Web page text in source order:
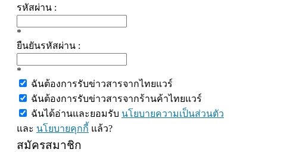
รหัสผ่าน :
*
ยืนยันรหัสผ่าน :
*
ฉันต้องการรับข่าวสารจากไทยแวร์
ฉันต้องการรับข่าวสารจากร้านค้าไทยแวร์
ฉันได้อ่านและยอมรับ นโยบายความเป็นส่วนตัว
และ นโยบายคุกกี้ แล้ว?
สมัครสมาชิก